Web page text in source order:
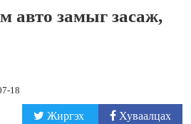
авто замыг засаж,
18
Жиргэх Хуваалцах